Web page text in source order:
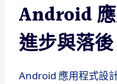
Android
進步與落後
Android 應用程式設